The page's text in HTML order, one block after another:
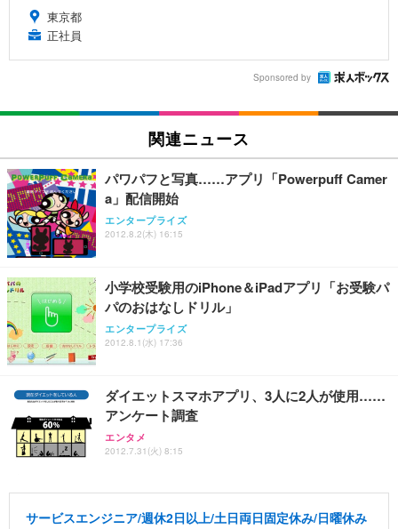
東京都
正社員
Sponsored by
関連ニュース
パワパフと写真……アプリ「Powerpuff Camer
a」配信開始
エンタープライズ
2012.8.2(木) 16:15
小学校受験用のiPhone＆iPadアプリ「お受験パ
パのおはなしドリル」
エンタープライズ
2012.8.1(水) 17:36
ダイエットスマホアプリ、3人に2人が使用……
アンケート調査
エンタメ
2012.7.31(火) 8:15
サービスエンジニア/週休2日以上/土日両日固定休み/日曜休み